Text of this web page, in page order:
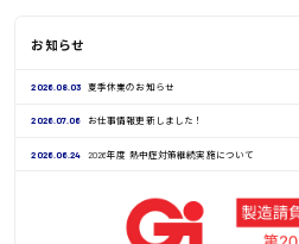
お知らせ
2026.08.03 夏季休業のお知らせ
2026.07.06 お仕事情報更新しました！
2026.06.24 2026年度 熱中症対策継続実施について